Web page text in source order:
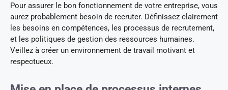
Pour assurer le bon fonctionnement de votre entreprise, vous
aurez probablement besoin de recruter. Définissez clairement
les besoins en compétences, les processus de recrutement,
et les politiques de gestion des ressources humaines.
Veillez à créer un environnement de travail motivant et
respectueux.